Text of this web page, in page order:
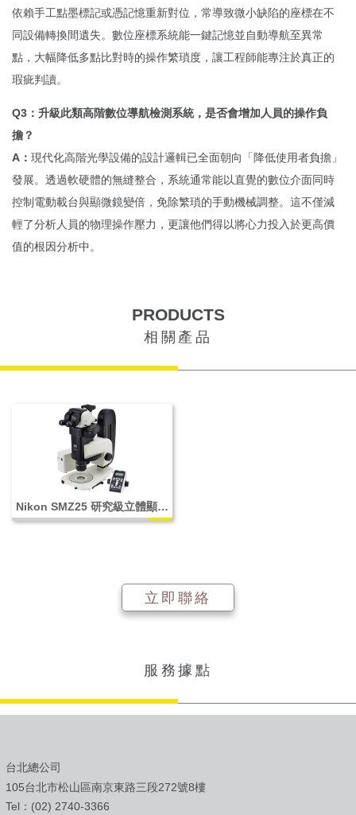
依賴手工點墨標記或憑記憶重新對位，常導致微小缺陷的座標在不
同設備轉換間遺失。數位座標系統能一鍵記憶並自動導航至異常
點，大幅降低多點比對時的操作繁瑣度，讓工程師能專注於真正的
瑕疵判讀。
Q3：升級此類高階數位導航檢測系統，是否會增加人員的操作負
擔？
A： 現代化高階光學設備的設計邏輯已全面朝向「降低使用者負擔」
發展。透過軟硬體的無縫整合，系統通常能以直覺的數位介面同時
控制電動載台與顯微鏡變倍，免除繁瑣的手動機械調整。這不僅減
輕了分析人員的物理操作壓力，更讓他們得以將心力投入於更高價
值的根因分析中。
PRODUCTS
相關產品
Nikon SMZ25 研究級立體顯微
鏡
立即聯絡
服務據點
台北總公司
105台北市松山區南京東路三段272號8樓
Tel：(02) 2740-3366